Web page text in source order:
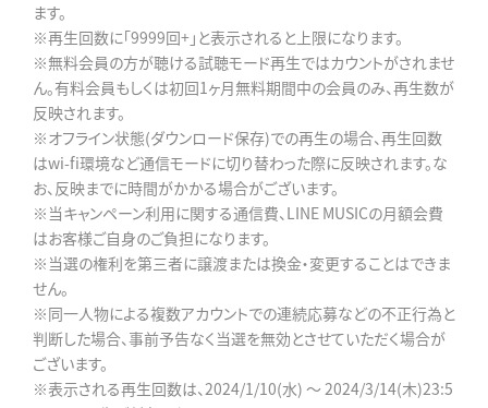
ます。
※再生回数に「9999回+」と表示されると上限になります。
※無料会員の方が聴ける試聴モード再生ではカウントがされませ
ん。有料会員もしくは初回1ヶ月無料期間中の会員のみ、再生数が
反映されます。
※オフライン状態(ダウンロード保存)での再生の場合、再生回数
はwi-fi環境など通信モードに切り替わった際に反映されます。な
お、反映までに時間がかかる場合がございます。
※当キャンペーン利用に関する通信費、LINE MUSICの月額会費
はお客様ご自身のご負担になります。
※当選の権利を第三者に譲渡または換金・変更することはできま
せん。
※同一人物による複数アカウントでの連続応募などの不正行為と
判断した場合、事前予告なく当選を無効とさせていただく場合が
ございます。
※表示される再生回数は、2024/1/10(水) ～ 2024/3/14(木)23:5